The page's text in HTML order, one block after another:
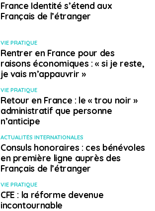
France Identité s’étend aux
Français de l’étranger
VIE PRATIQUE
Rentrer en France pour des
raisons économiques : « si je reste,
je vais m’appauvrir »
VIE PRATIQUE
Retour en France : le « trou noir »
administratif que personne
n’anticipe
ACTUALITÉS INTERNATIONALES
Consuls honoraires : ces bénévoles
en première ligne auprès des
Français de l’étranger
VIE PRATIQUE
CFE : la réforme devenue
incontournable